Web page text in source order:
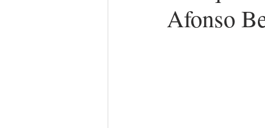
Afonso